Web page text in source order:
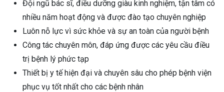
Đội ngũ bác sĩ, điều dưỡng giàu kinh nghiệm, tận tâm có
nhiều năm hoạt động và được đào tạo chuyên nghiệp
Luôn nỗ lực vì sức khỏe và sự an toàn của người bệnh
Công tác chuyên môn, đáp ứng được các yêu cầu điều
trị bệnh lý phức tạp
Thiết bị y tế hiện đại và chuyên sâu cho phép bệnh viện
phục vụ tốt nhất cho các bệnh nhân